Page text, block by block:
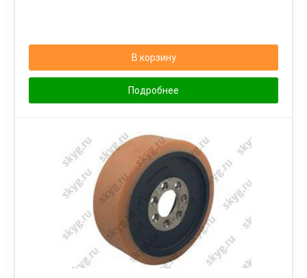
В корзину
Подробнее